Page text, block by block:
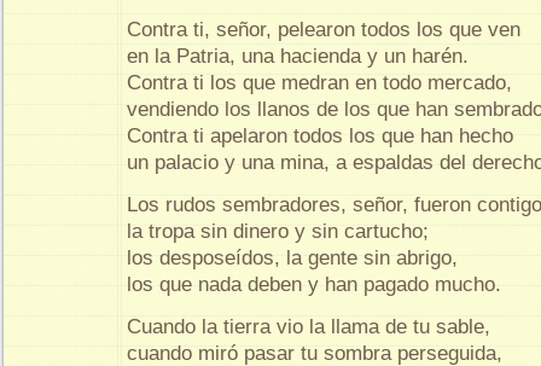
Contra ti, señor, pelearon todos los que ven
en la Patria, una hacienda y un harén.
Contra ti los que medran en todo mercado,
vendiendo los llanos de los que han
Contra ti apelaron todos los que han hecho
un palacio y una mina, a espaldas del
Los rudos sembradores, señor, fueron
la tropa sin dinero y sin cartucho;
los desposeídos, la gente sin abrigo,
los que nada deben y han pagado mucho.
Cuando la tierra vio la llama de tu sable,
cuando miró pasar tu sombra perseguida,